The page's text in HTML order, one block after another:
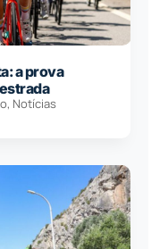
a prova
, Notícias